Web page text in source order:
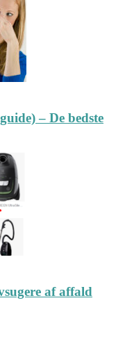
– De bedste
af affald